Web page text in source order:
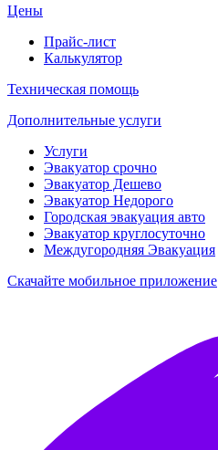
Цены
Прайс-лист
Калькулятор
Техническая помощь
Дополнительные услуги
Услуги
Эвакуатор срочно
Эвакуатор Дешево
Эвакуатор Недорого
Городская эвакуация авто
Эвакуатор круглосуточно
Междугородняя Эвакуация
Скачайте мобильное приложение